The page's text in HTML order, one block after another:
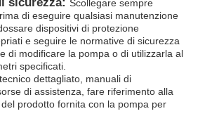
Scollegare sempre
di eseguire qualsiasi manutenzione
dispositivi di protezione
e seguire le normative di sicurezza
di modificare la pompa o di utilizzarla al
specificati.
dettagliato, manuali di
di assistenza, fare riferimento alla
prodotto fornita con la pompa per